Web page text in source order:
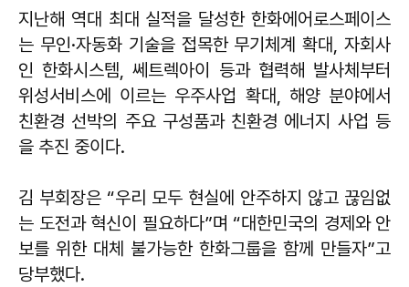
지난해 역대 최대 실적을 달성한 한화에어로스페이스
는 무인·자동화 기술을 접목한 무기체계 확대, 자회사
인 한화시스템, 쎄트렉아이 등과 협력해 발사체부터
위성서비스에 이르는 우주사업 확대, 해양 분야에서
친환경 선박의 주요 구성품과 친환경 에너지 사업 등
을 추진 중이다.
김 부회장은 “우리 모두 현실에 안주하지 않고 끊임없
는 도전과 혁신이 필요하다”며 “대한민국의 경제와 안
보를 위한 대체 불가능한 한화그룹을 함께 만들자”고
당부했다.